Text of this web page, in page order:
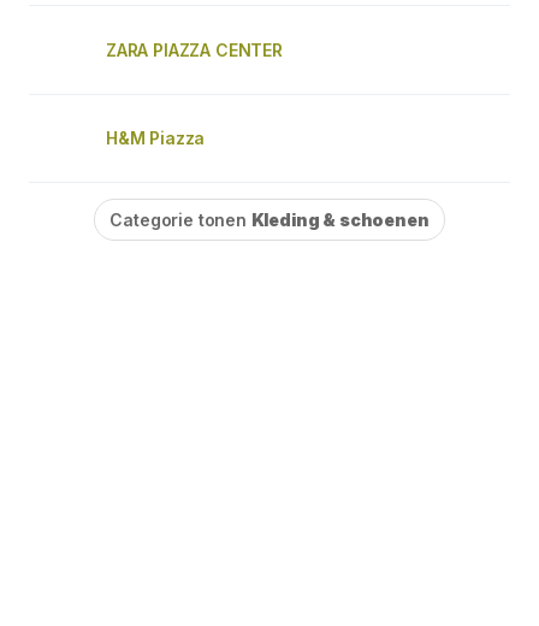
ZARA PIAZZA CENTER
H&M Piazza
Categorie tonen Kleding & schoenen